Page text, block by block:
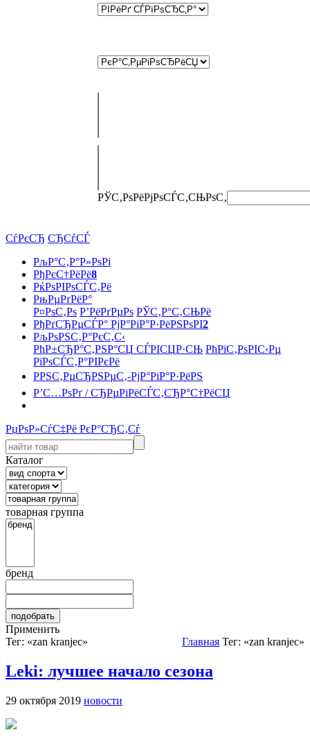
РЎС‚РѕРёРјРѕСЃС‚СЊРѕС‚
СѓРєСЂ СЂСѓСЃ
РљР°С‚Р°Р»РѕРі
РђРєС†РёРё8
РќРѕРІРѕСЃС‚Рё
РњРµРґРёР°
Р¤РѕС‚Рѕ Р’РёРґРµРѕ РЎС‚Р°С‚СЊРё
РђРґСЂРµСЃР° РјР°РіР°Р·РёРЅРѕРІ2
РљРѕРЅС‚Р°РєС‚С‹
РћР±СЂР°С‚РЅР°СЏ СЃРІСЏР·СЊ РћРїС‚РѕРІС‹Рµ
РїРѕСЃС‚Р°РІРєРё
РРЅС‚РµСЂРЅРµС‚-РјР°РіР°Р·РёРЅ
Р’С…РѕРґ / СЂРµРіРёСЃС‚СЂР°С†РёСЏ
РџРѕР»СѓС‡Рё РєР°СЂС‚Сѓ
Каталог
товарная группа
бренд
Применить
Тег: «zan kranjec»
Главная Тег: «zan kranjec»
Leki: лучшее начало сезона
29 октября 2019 новости